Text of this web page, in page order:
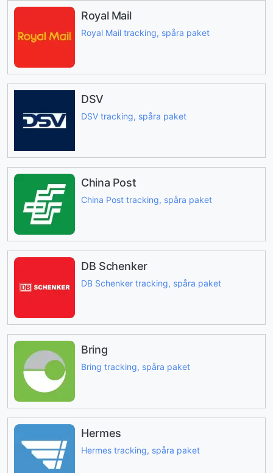
Royal Mail
Royal Mail tracking, spåra paket
DSV
DSV tracking, spåra paket
China Post
China Post tracking, spåra paket
DB Schenker
DB Schenker tracking, spåra paket
Bring
Bring tracking, spåra paket
Hermes
Hermes tracking, spåra paket